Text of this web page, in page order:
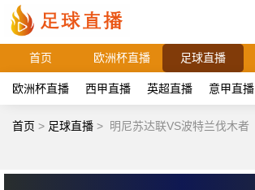
首页 欧洲杯直播 足球直播
欧洲杯直播 西甲直播 英超直播 意甲直播
首页 > 足球直播 > 明尼苏达联VS波特兰伐木者